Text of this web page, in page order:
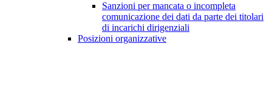
Sanzioni per mancata o incompleta
comunicazione dei dati da parte dei titolari
di incarichi dirigenziali
Posizioni organizzative